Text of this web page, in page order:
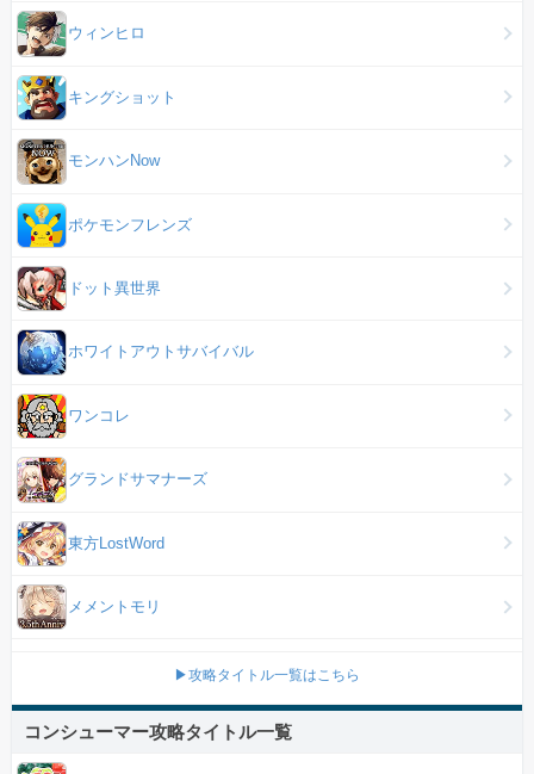
ウィンヒロ
キングショット
モンハンNow
ポケモンフレンズ
ドット異世界
ホワイトアウトサバイバル
ワンコレ
グランドサマナーズ
東方LostWord
メメントモリ
▶攻略タイトル一覧はこちら
コンシューマー攻略タイトル一覧